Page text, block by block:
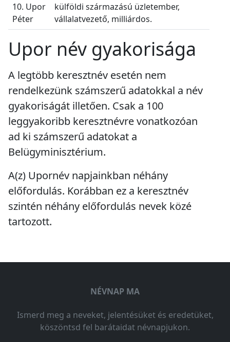
10. Upor
Péter
külföldi származású üzletember,
vállalatvezető, milliárdos.
Upor név gyakorisága
A legtöbb keresztnév esetén nem
rendelkezünk számszerű adatokkal a név
gyakoriságát illetően. Csak a 100
leggyakoribb keresztnévre vonatkozóan
ad ki számszerű adatokat a
Belügyminisztérium.
A(z) Upornév napjainkban néhány
előfordulás. Korábban ez a keresztnév
szintén néhány előfordulás nevek közé
tartozott.
NÉVNAP MA
Ismerd meg a neveket, jelentésüket és eredetüket,
köszöntsd fel barátaidat névnapjukon.